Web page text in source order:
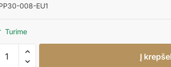
008-EU1
Turime
Į